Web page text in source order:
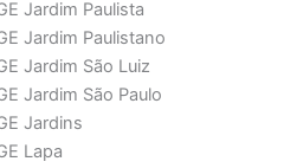
Jardim Paulista
Jardim Paulistano
Jardim São Luiz
Jardim São Paulo
Jardins
Lapa